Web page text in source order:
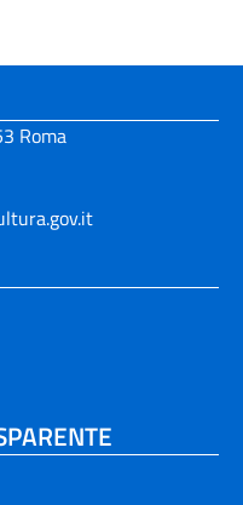
Roma